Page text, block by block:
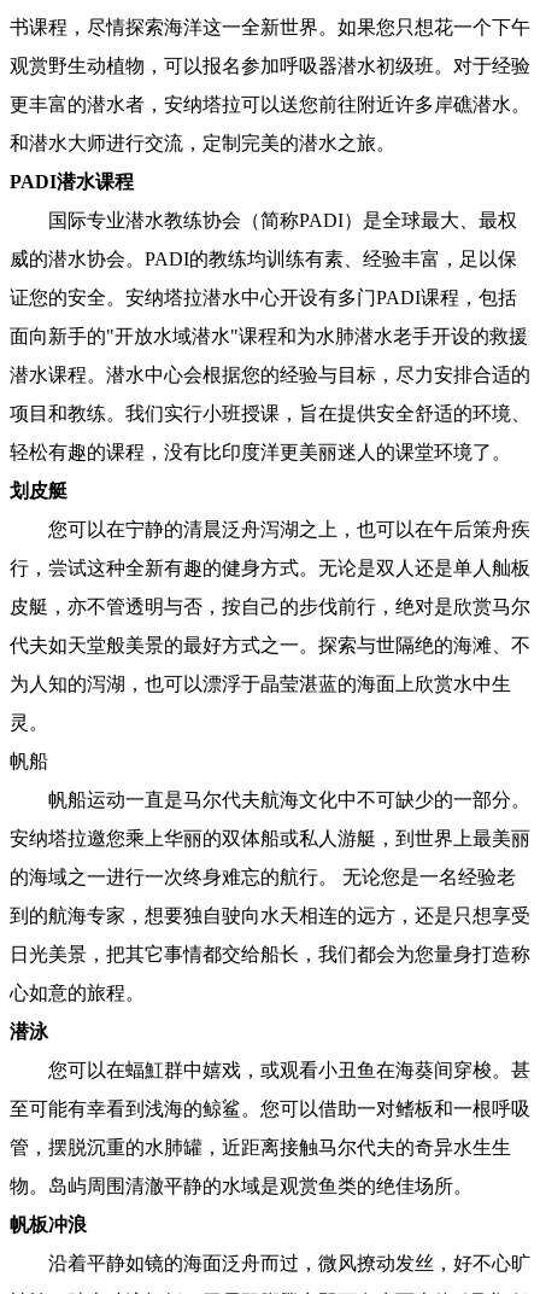
书课程，尽情探索海洋这一全新世界。如果您只想花一个下午
观赏野生动植物，可以报名参加呼吸器潜水初级班。对于经验
更丰富的潜水者，安纳塔拉可以送您前往附近许多岸礁潜水。
和潜水大师进行交流，定制完美的潜水之旅。
PADI潜水课程
国际专业潜水教练协会（简称PADI）是全球最大、最权
威的潜水协会。PADI的教练均训练有素、经验丰富，足以保
证您的安全。安纳塔拉潜水中心开设有多门PADI课程，包括
面向新手的"开放水域潜水"课程和为水肺潜水老手开设的救援
潜水课程。潜水中心会根据您的经验与目标，尽力安排合适的
项目和教练。我们实行小班授课，旨在提供安全舒适的环境、
轻松有趣的课程，没有比印度洋更美丽迷人的课堂环境了。
划皮艇
您可以在宁静的清晨泛舟泻湖之上，也可以在午后策舟疾
行，尝试这种全新有趣的健身方式。无论是双人还是单人舢板
皮艇，亦不管透明与否，按自己的步伐前行，绝对是欣赏马尔
代夫如天堂般美景的最好方式之一。探索与世隔绝的海滩、不
为人知的泻湖，也可以漂浮于晶莹湛蓝的海面上欣赏水中生
灵。
帆船
帆船运动一直是马尔代夫航海文化中不可缺少的一部分。
安纳塔拉邀您乘上华丽的双体船或私人游艇，到世界上最美丽
的海域之一进行一次终身难忘的航行。 无论您是一名经验老
到的航海专家，想要独自驶向水天相连的远方，还是只想享受
日光美景，把其它事情都交给船长，我们都会为您量身打造称
心如意的旅程。
潜泳
您可以在蝠魟群中嬉戏，或观看小丑鱼在海葵间穿梭。甚
至可能有幸看到浅海的鲸鲨。您可以借助一对鳍板和一根呼吸
管，摆脱沉重的水肺罐，近距离接触马尔代夫的奇异水生生
物。岛屿周围清澈平静的水域是观赏鱼类的绝佳场所。
帆板冲浪
沿着平静如镜的海面泛舟而过，微风撩动发丝，好不心旷